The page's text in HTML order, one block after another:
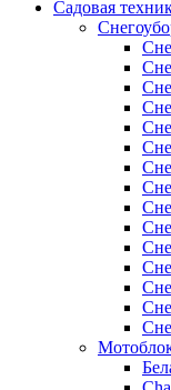
Садовая